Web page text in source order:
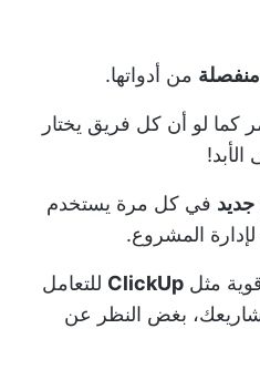
من أدواتها.
كما لو أن كل فريق يختار
الأبد!
جديد في كل مرة يستخدم
المشروع.
مثل ClickUp للتعامل
بغض النظر عن